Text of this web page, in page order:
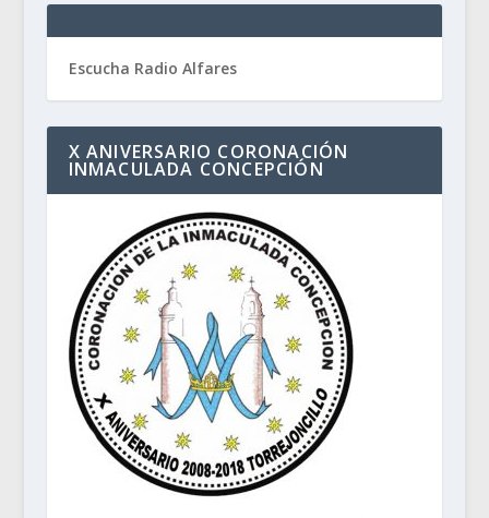
Escucha Radio Alfares
X ANIVERSARIO CORONACIÓN
INMACULADA CONCEPCIÓN